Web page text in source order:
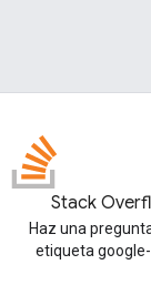
Stack
Haz una
etiqueta